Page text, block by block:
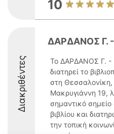
10
Διακριθέντες
ΔΑΡΔΑΝΟΣ Γ.
Το ΔΑΡΔΑΝΟΣ Γ.
διατηρεί το
στη Θεσσαλονίκη,
Μακρυγιάννη 19,
σημαντικό
βιβλίου και
την τοπική